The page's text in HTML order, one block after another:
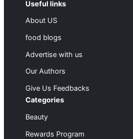
Useful links
About US
food blogs
Advertise with us
Our Authors
Give Us Feedbacks
Categories
Beauty
Rewards Program